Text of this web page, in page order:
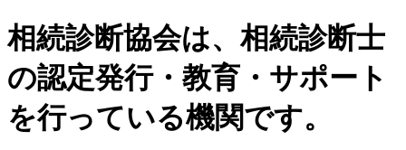
相続診断協会は、相続診断士
の認定発行・教育・サポート
を行っている機関です。